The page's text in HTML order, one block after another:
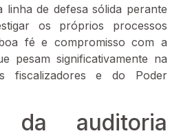
linha de defesa sólida perante
os próprios processos
fé e compromisso com a
pesam significativamente na
fiscalizadores e do Poder
auditoria